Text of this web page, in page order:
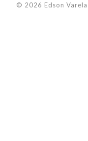
© 2026 Edson Varela